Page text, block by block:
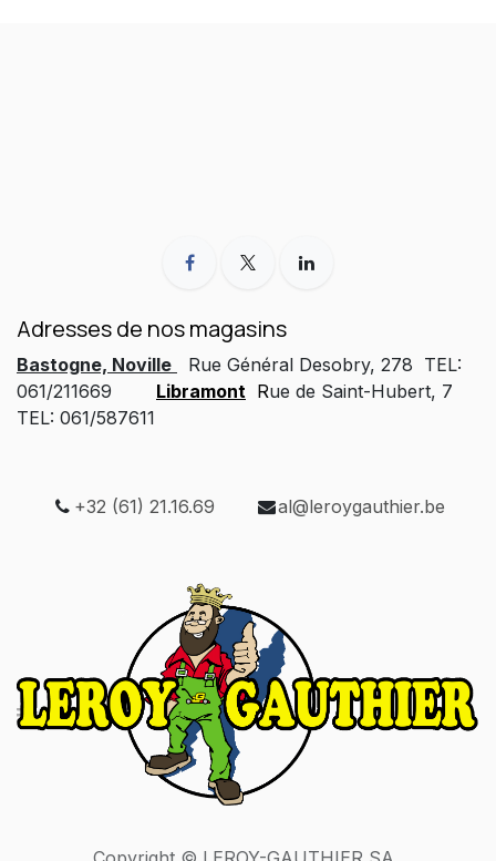
Adresses de nos magasins
Bastogne, Noville
Rue Général Desobry, 278 TEL:
061/211669
Libramont Rue de Saint-Hubert, 7
TEL: 061/587611
+32 (61) 21.16.69 al@leroygauthier.be